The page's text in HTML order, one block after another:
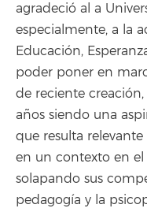
agradeció al a
especialmente, a la
Educación,
poder poner en
de reciente
años siendo una
que resulta
en un contexto en el
solapando sus
pedagogía y la